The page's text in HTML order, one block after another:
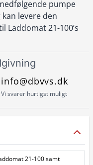
pumpe
levere den
21-100’s
info@dbvvs.dk
Vi svarer hurtigst muligt
21-100 samt